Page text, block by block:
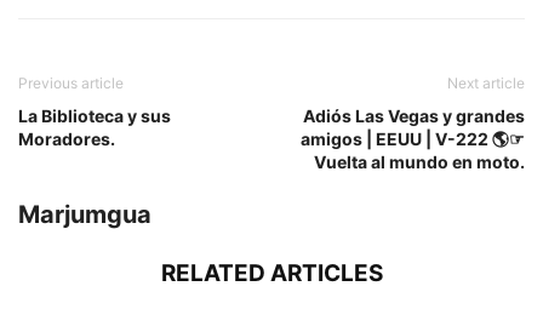
Previous article
La Biblioteca y sus
Moradores.
Next article
Adiós Las Vegas y grandes
amigos | EEUU | V-222 🌎☞
Vuelta al mundo en moto.
Marjumgua
RELATED ARTICLES